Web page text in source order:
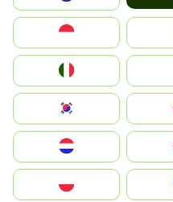
South Korea